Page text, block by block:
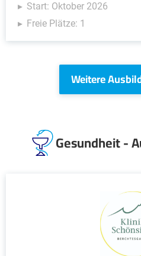
Start: Oktober 2026
Freie Plätze: 1
Weitere
Gesundheit -